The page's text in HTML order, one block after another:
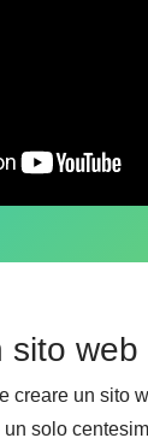
sito web
creare un sito
solo